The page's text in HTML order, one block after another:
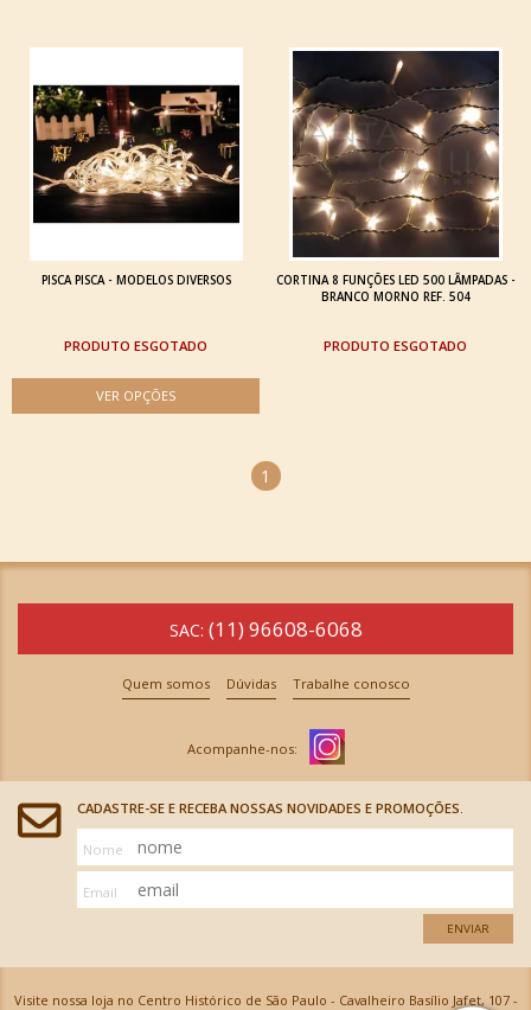
PISCA PISCA - MODELOS DIVERSOS
ESGOTADO
CORTINA 8 FUNÇÕES LED 500 LÂMPADAS -
BRANCO MORNO REF. 504
ESGOTADO
1
SAC: (11) 96608-6068
Quem somos Dúvidas Trabalhe conosco
CADASTRE-SE E RECEBA NOSSAS NOVIDADES E PROMOÇÕES.
Nome
Email
ENVIAR
Visite nossa loja no Centro Histórico de São Paulo - Cavalheiro Basílio Jafet, 107 -